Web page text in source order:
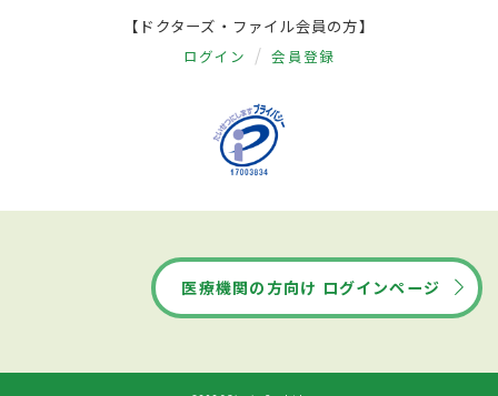
【ドクターズ・ファイル会員の方】
ログイン 会員登録
医療機関の方向け ログインページ